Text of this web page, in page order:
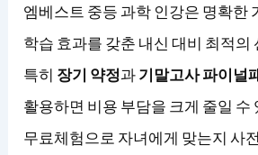
엠베스트 중등 과학 인강은 명확한
학습 효과를 갖춘 내신 대비 최적의
특히 장기 약정과기말고사 파이널
활용하면 비용 부담을 크게 줄일 수
무료체험으로 자녀에게 맞는지 사